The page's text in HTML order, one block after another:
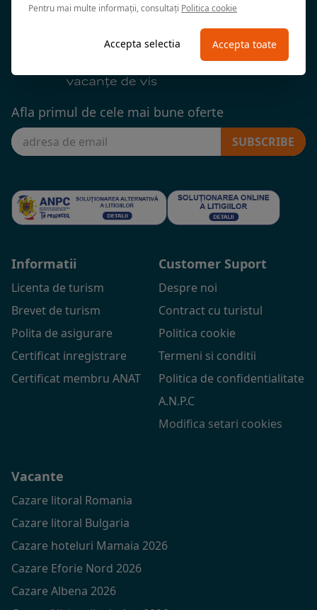
Afla primul de cele mai bune oferte
SUBSCRIBE
Informatii
Licenta de turism
Brevet de turism
Polita de asigurare
Certificat inregistrare
Certificat membru ANAT
Customer Suport
Despre noi
Contract cu turistul
Politica cookie
Termeni si conditii
Politica de confidentialitate
A.N.P.C
Modifica setari cookies
Vacante
Cazare litoral Romania
Cazare litoral Bulgaria
Cazare hoteluri Mamaia 2026
Cazare Eforie Nord 2026
Cazare Albena 2026
Pentru mai multe informații, consultați Politica cookie
Accepta selectia Accepta toate